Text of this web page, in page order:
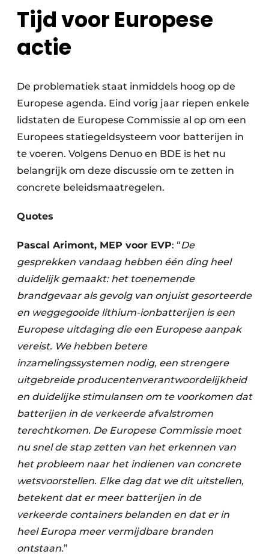
Tijd voor Europese
actie
De problematiek staat inmiddels hoog op de
Europese agenda. Eind vorig jaar riepen enkele
lidstaten de Europese Commissie al op om een
Europees statiegeldsysteem voor batterijen in
te voeren. Volgens Denuo en BDE is het nu
belangrijk om deze discussie om te zetten in
concrete beleidsmaatregelen.
Quotes
Pascal Arimont, MEP voor EVP: “De
gesprekken vandaag hebben één ding heel
duidelijk gemaakt: het toenemende
brandgevaar als gevolg van onjuist gesorteerde
en weggegooide lithium-ionbatterijen is een
Europese uitdaging die een Europese aanpak
vereist. We hebben betere
inzamelingssystemen nodig, een strengere
uitgebreide producentenverantwoordelijkheid
en duidelijke stimulansen om te voorkomen dat
batterijen in de verkeerde afvalstromen
terechtkomen. De Europese Commissie moet
nu snel de stap zetten van het erkennen van
het probleem naar het indienen van concrete
wetsvoorstellen. Elke dag dat we dit uitstellen,
betekent dat er meer batterijen in de
verkeerde containers belanden en dat er in
heel Europa meer vermijdbare branden
ontstaan.”